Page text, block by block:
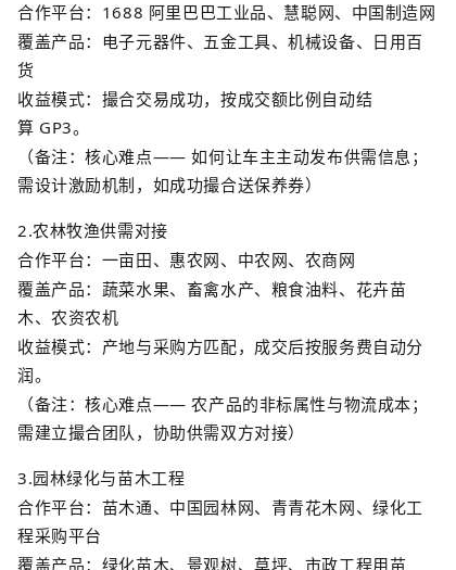
合作平台： 1688 阿里巴巴工业品、慧聪网、中国制造网
覆盖产品：电子元器件、五金工具、机械设备、日用百
货
收益模式：撮合交易成功，按成交额比例自动结
算 GP3。
（备注：核心难点——如何让车主主动发布供需信息；
需设计激励机制，如成功撮合送保养券）
2.农林牧渔供需对接
合作平台：一亩田、惠农网、 中农网、农商网
覆盖产品：蔬菜水果、畜禽水产、粮食油料、花卉苗
木、农资农机
收益模式：产地与采购方匹配，成交后按服务费自动分
润。
（备注：核心难点——农产品的非标属性与物流成本；
需建立撮合团队，协助供需双方对接）
3.园林绿化与苗木工程
合作平台：苗木通、中国园林网、 青青花木网、绿化工
程采购平台
覆盖产品：绿化苗木、景观树、草坪、市政工程用苗